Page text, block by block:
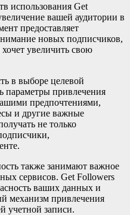
использования Get
вашей аудитории в
предоставляет
новых подписчиков,
увеличить свою
в выборе целевой
параметры привлечения
предпочтениями,
и другие важные
не только
также занимают важное
сервисов. Get Followers
ваших данных и
механизм привлечения
учетной записи.